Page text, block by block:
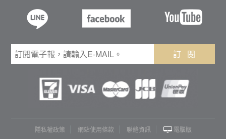
訂 閱
隱私權政策 網站使用條款 聯絡資訊 電腦版